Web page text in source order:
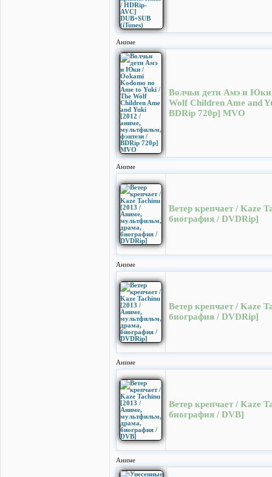
Аниме
Волчьи дети Амэ и Юки
Wolf Children Ame and
BDRip 720p] MVO
Аниме
Ветер крепчает / Kaze
биография / DVDRip]
Аниме
Ветер крепчает / Kaze
биография / DVDRip]
Аниме
Ветер крепчает / Kaze
биография / DVB]
Аниме